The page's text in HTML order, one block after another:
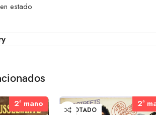
estado
2ª mano
2ª mano
AGOTADO
2ª
2ª